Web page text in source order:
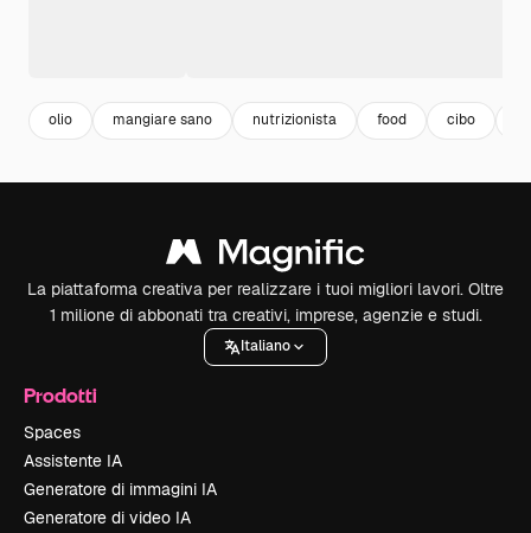
olio mangiare sano nutrizionista food cibo
La piattaforma creativa per realizzare i tuoi migliori lavori. Oltre
1 milione di abbonati tra creativi, imprese, agenzie e studi.
Italiano
Prodotti
Spaces
Assistente IA
Generatore di immagini IA
Generatore di video IA